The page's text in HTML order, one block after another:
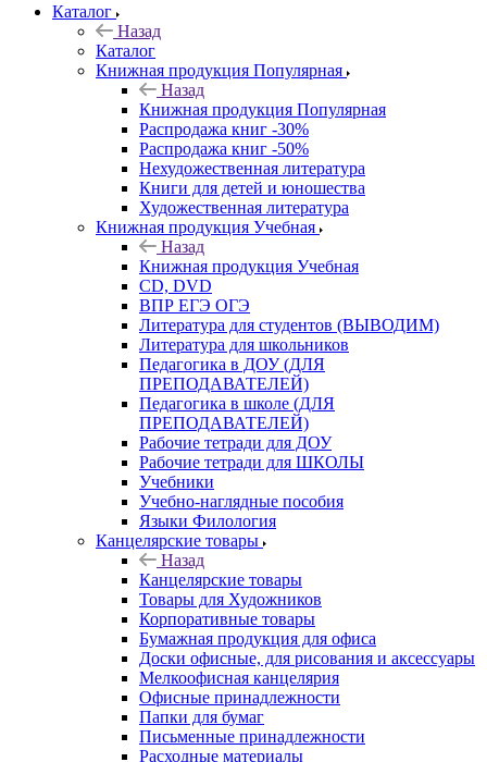
Каталог
Назад
Каталог
Книжная продукция Популярная
Назад
Книжная продукция Популярная
Распродажа книг -30%
Распродажа книг -50%
Нехудожественная литература
Книги для детей и юношества
Художественная литература
Книжная продукция Учебная
Назад
Книжная продукция Учебная
CD, DVD
ВПР ЕГЭ ОГЭ
Литература для студентов (ВЫВОДИМ)
Литература для школьников
Педагогика в ДОУ (ДЛЯ
ПРЕПОДАВАТЕЛЕЙ)
Педагогика в школе (ДЛЯ
ПРЕПОДАВАТЕЛЕЙ)
Рабочие тетради для ДОУ
Рабочие тетради для ШКОЛЫ
Учебники
Учебно-наглядные пособия
Языки Филология
Канцелярские товары
Назад
Канцелярские товары
Товары для Художников
Корпоративные товары
Бумажная продукция для офиса
Доски офисные, для рисования и аксессуары
Мелкоофисная канцелярия
Офисные принадлежности
Папки для бумаг
Письменные принадлежности
Расходные материалы